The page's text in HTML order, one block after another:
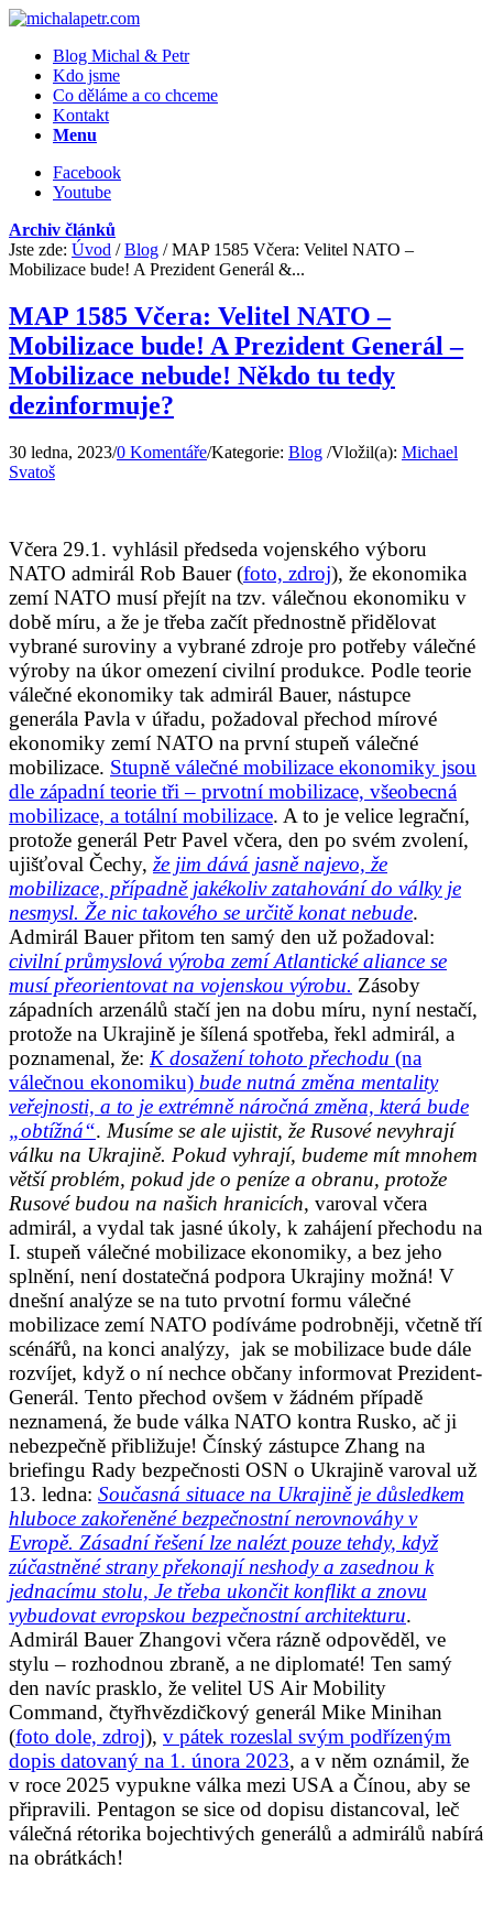
Blog Michal & Petr
Kdo jsme
Co děláme a co chceme
Kontakt
Menu
Facebook
Youtube
Archiv článků
Jste zde: Úvod / Blog / MAP 1585 Včera: Velitel NATO –
Mobilizace bude! A Prezident Generál &...
MAP 1585 Včera: Velitel NATO –
Mobilizace bude! A Prezident Generál –
Mobilizace nebude! Někdo tu tedy
dezinformuje?
30 ledna, 2023/0 Komentáře/Kategorie: Blog /Vložil(a): Michael
Svatoš
Včera 29.1. vyhlásil předseda vojenského výboru
NATO admirál Rob Bauer (foto, zdroj), že ekonomika
zemí NATO musí přejít na tzv. válečnou ekonomiku v
době míru, a že je třeba začít přednostně přidělovat
vybrané suroviny a vybrané zdroje pro potřeby válečné
výroby na úkor omezení civilní produkce. Podle teorie
válečné ekonomiky tak admirál Bauer, nástupce
generála Pavla v úřadu, požadoval přechod mírové
ekonomiky zemí NATO na první stupeň válečné
mobilizace. Stupně válečné mobilizace ekonomiky jsou
dle západní teorie tři – prvotní mobilizace, všeobecná
mobilizace, a totální mobilizace. A to je velice legrační,
protože generál Petr Pavel včera, den po svém zvolení,
ujišťoval Čechy, že jim dává jasně najevo, že
mobilizace, případně jakékoliv zatahování do války je
nesmysl. Že nic takového se určitě konat nebude.
Admirál Bauer přitom ten samý den už požadoval:
civilní průmyslová výroba zemí Atlantické aliance se
musí přeorientovat na vojenskou výrobu. Zásoby
západních arzenálů stačí jen na dobu míru, nyní nestačí,
protože na Ukrajině je šílená spotřeba, řekl admirál, a
poznamenal, že: K dosažení tohoto přechodu (na
válečnou ekonomiku) bude nutná změna mentality
veřejnosti, a to je extrémně náročná změna, která bude
„obtížná“. Musíme se ale ujistit, že Rusové nevyhrají
válku na Ukrajině. Pokud vyhrají, budeme mít mnohem
větší problém, pokud jde o peníze a obranu, protože
Rusové budou na našich hranicích, varoval včera
admirál, a vydal tak jasné úkoly, k zahájení přechodu na
I. stupeň válečné mobilizace ekonomiky, a bez jeho
splnění, není dostatečná podpora Ukrajiny možná! V
dnešní analýze se na tuto prvotní formu válečné
mobilizace zemí NATO podíváme podrobněji, včetně tří
scénářů, na konci analýzy, jak se mobilizace bude dále
rozvíjet, když o ní nechce občany informovat Prezident-
Generál. Tento přechod ovšem v žádném případě
neznamená, že bude válka NATO kontra Rusko, ač ji
nebezpečně přibližuje! Čínský zástupce Zhang na
briefingu Rady bezpečnosti OSN o Ukrajině varoval už
13. ledna: Současná situace na Ukrajině je důsledkem
hluboce zakořeněné bezpečnostní nerovnováhy v
Evropě. Zásadní řešení lze nalézt pouze tehdy, když
zúčastněné strany překonají neshody a zasednou k
jednacímu stolu, Je třeba ukončit konflikt a znovu
vybudovat evropskou bezpečnostní architekturu.
Admirál Bauer Zhangovi včera rázně odpověděl, ve
stylu – rozhodnou zbraně, a ne diplomaté! Ten samý
den navíc prasklo, že velitel US Air Mobility
Command, čtyřhvězdičkový generál Mike Minihan
(foto dole, zdroj), v pátek rozeslal svým podřízeným
dopis datovaný na 1. února 2023, a v něm oznámil, že
v roce 2025 vypukne válka mezi USA a Čínou, aby se
připravili. Pentagon se sice od dopisu distancoval, leč
válečná rétorika bojechtivých generálů a admirálů nabírá
na obrátkách!